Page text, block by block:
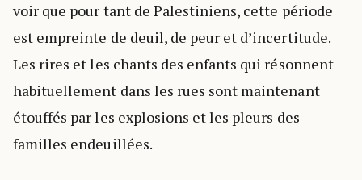
voir que pour tant de Palestiniens, cette période
est empreinte de deuil, de peur et d’incertitude.
Les rires et les chants des enfants qui résonnent
habituellement dans les rues sont maintenant
étouffés par les explosions et les pleurs des
familles endeuillées.